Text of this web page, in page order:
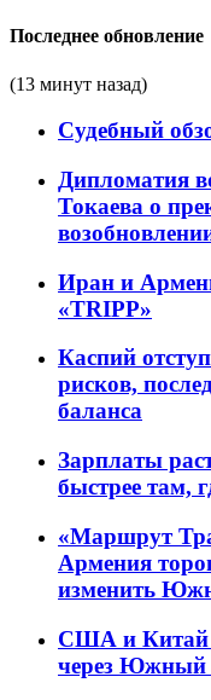
Последнее обновление
(13 минут назад)
Судебный
Дипломатия
Токаева о
Иран и
«TRIPP»
Каспий
рисков,
баланса
Зарплаты
быстрее там,
«Маршрут
Армения
изменить
США и Китай
через Южный